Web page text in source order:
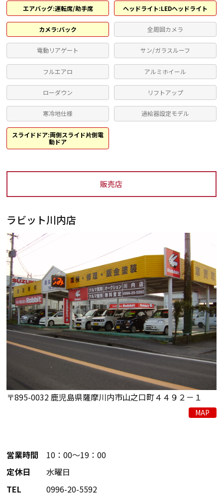
エアバッグ:運転席/助手席 ヘッドライト:LEDヘッドライト
カメラ:バック 全周囲カメラ
電動リアゲート サン/ガラスルーフ
フルエアロ アルミホイール
ローダウン リフトアップ
寒冷地仕様 過給器設定モデル
スライドドア:両側スライド片側電
動ドア
販売店
ラビット川内店
〒895-0032 鹿児島県薩摩川内市山之口町４４９２－１
MAP
営業時間
10：00～19：00
定休日
水曜日
TEL
0996-20-5592